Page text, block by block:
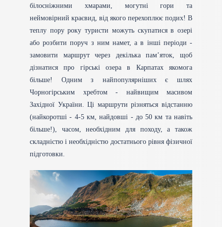
білосніжними хмарами, могутні гори та
неймовірний краєвид, від якого перехоплює подих! В
теплу пору року туристи можуть скупатися в озері
або розбити поруч з ним намет, а в інші періоди -
замовити маршрут через декілька пам’яток, щоб
дізнатися про гірські озера в Карпатах якомога
більше! Одним з найпопулярніших є шлях
Чорногірським хребтом - найвищим масивом
Західної України. Ці маршрути різняться відстанню
(найкоротші - 4-5 км, найдовші - до 50 км та навіть
більше!), часом, необхідним для походу, а також
складністю і необхідністю достатнього рівня фізичної
підготовки.